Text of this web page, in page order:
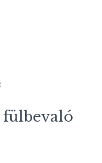
fülbevaló